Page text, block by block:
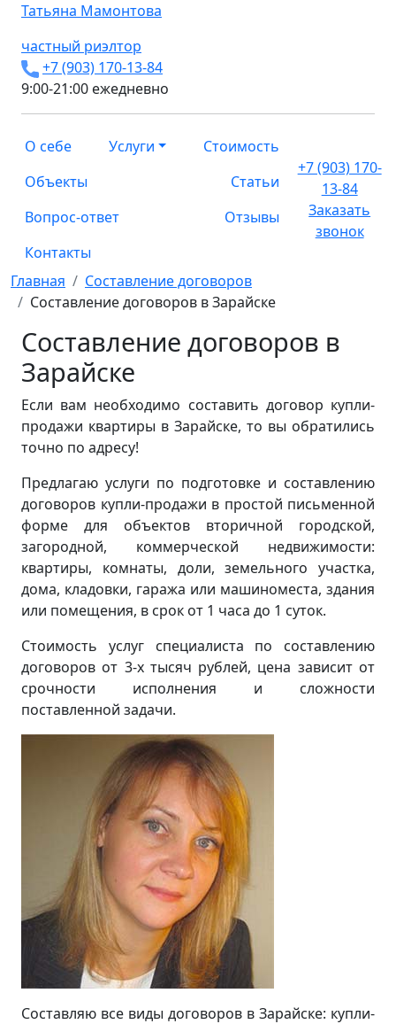
Татьяна Мамонтова
частный риэлтор
+7 (903) 170-13-84
9:00-21:00 ежедневно
О себе Услуги
Стоимость
Объекты
Статьи
Вопрос-ответ
Отзывы
Контакты
+7 (903) 170-
13-84
Заказать
звонок
Главная
Составление договоров
Составление договоров в Зарайске
Составление договоров в
Зарайске
Если вам необходимо составить договор купли-
продажи квартиры в Зарайске, то вы обратились
точно по адресу!
Предлагаю услуги по подготовке и составлению
договоров купли-продажи в простой письменной
форме для объектов вторичной городской,
загородной, коммерческой недвижимости:
квартиры, комнаты, доли, земельного участка,
дома, кладовки, гаража или машиноместа, здания
или помещения, в срок от 1 часа до 1 суток.
Стоимость услуг специалиста по составлению
договоров от 3-х тысяч рублей, цена зависит от
срочности исполнения и сложности
поставленной задачи.
Составляю все виды договоров в Зарайске: купли-